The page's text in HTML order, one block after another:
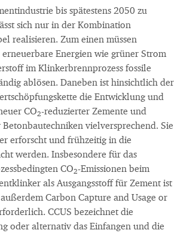
bis spätestens 2050 zu
sich nur in der Kombination
realisieren. Zum einen müssen
Energien wie grüner Strom
im Klinkerbrennprozess fossile
ablösen. Daneben ist hinsichtlich der
die Entwicklung und
CO2-reduzierter Zemente und
vielversprechend. Sie
erforscht und frühzeitig in die
werden. Insbesondere für das
CO2-Emissionen beim
als Ausgangsstoff für Zement ist
Carbon Capture and Usage or
CCUS bezeichnet die
oder alternativ das Einfangen und die